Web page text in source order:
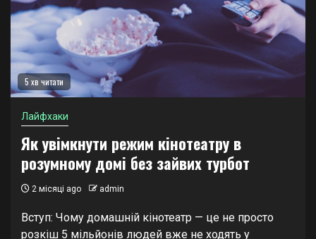
5 хв читати
Лайфхаки
Як увімкнути режим кінотеатру в
розумному домі без зайвих турбот
2 місяці ago admin
Вступ: Чому домашній кінотеатр — це не просто
розкіш 5 мільйонів людей вже не ходять у